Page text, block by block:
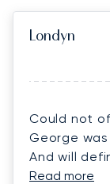
Londyn
Could not
George
And will
thank you.
Read more